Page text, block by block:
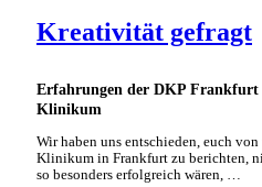
Erfahrungen der DKP
Klinikum
Kreativität gefragt
Wir haben uns entschieden, euch
Klinikum in Frankfurt zu berichten,
so besonders erfolgreich wären, …